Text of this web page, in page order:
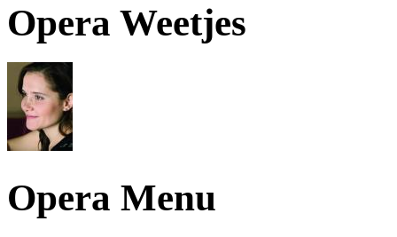
Opera Weetjes
Opera Menu